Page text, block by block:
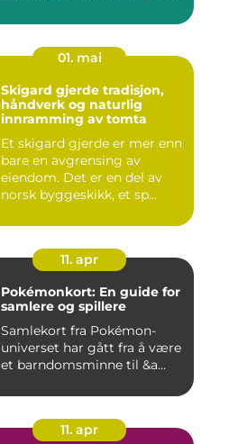
01. mai
Skigard gjerde tradisjon,
håndverk og naturlig
innramming av tomta
Et skigard gjerde er mer enn
bare en avgrensing av
eiendom. Det er en del av
norsk byggeskikk, et sp...
11. apr
Pokémonkort: En guide for
samlere og spillere
Samlekort fra Pokémon-
universet har gått fra å være
et barndomsminne til &a...
11. apr